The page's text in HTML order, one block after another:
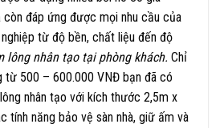
còn đáp ứng được mọi nhu cầu của
từ độ bền, chất liệu đến độ
lông nhân tạo tại phòng khách. Chỉ
từ 500 – 600.000 VNĐ bạn đã có
nhân tạo với kích thước 2,5m x
tính năng bảo vệ sàn nhà, giữ ấm và